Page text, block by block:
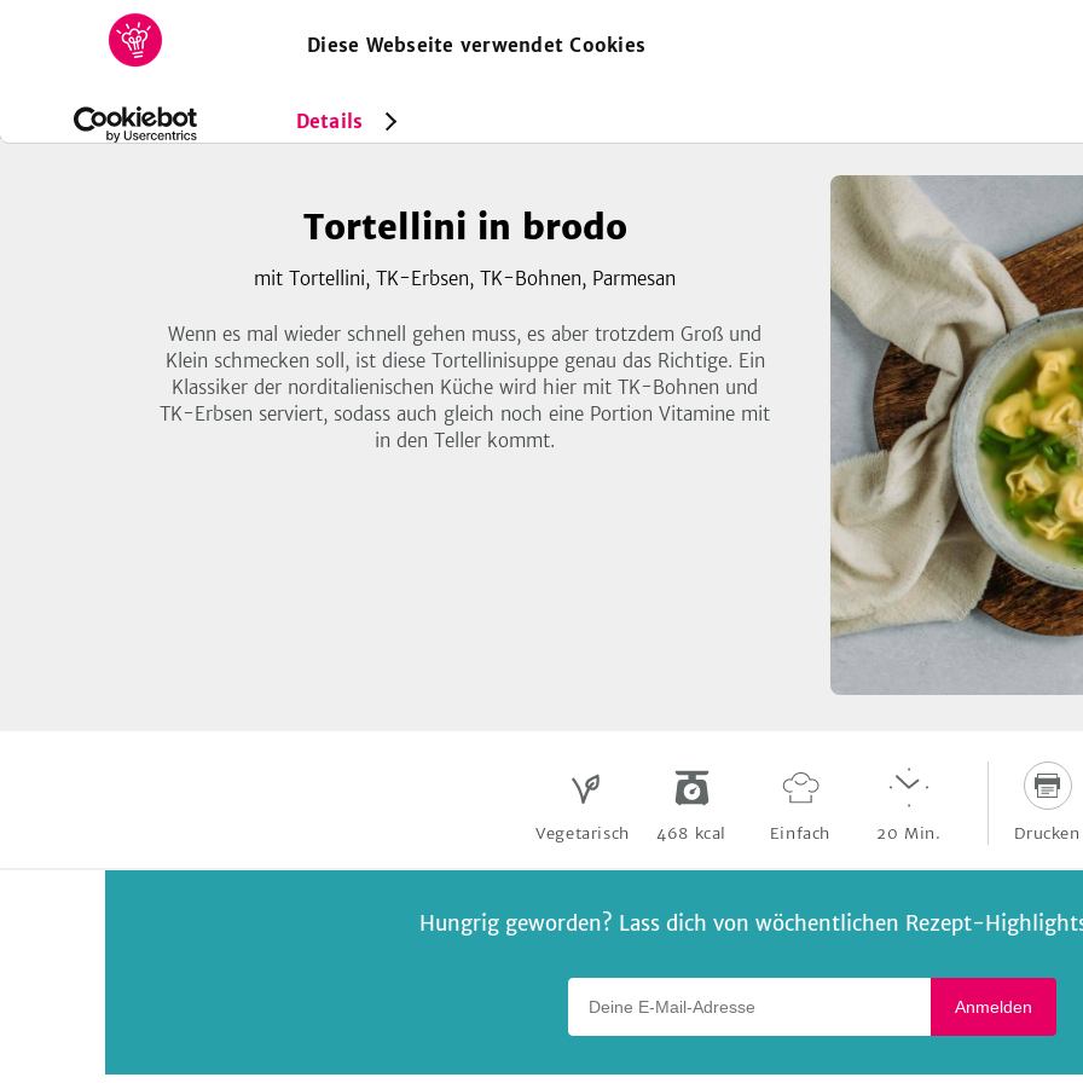
Diese Webseite verwendet Cookies
Details
REZEPTE SAMMLUNGEN MAGAZIN
Rezepte Vegetarisch Tortellini in brodo
Bild
3
zeigen
Tortellini in brodo
mit Tortellini, TK-Erbsen, TK-Bohnen, Parmesan
Wenn es mal wieder schnell gehen muss, es aber trotzdem Groß und
Klein schmecken soll, ist diese Tortellinisuppe genau das Richtige. Ein
Klassiker der norditalienischen Küche wird hier mit TK-Bohnen und
TK-Erbsen serviert, sodass auch gleich noch eine Portion Vitamine mit
in den Teller kommt.
Vegetarisch 468 kcal Einfach 20 Min. Drucken
Hungrig geworden? Lass dich von wöchentlichen Rezept-
Anmelden